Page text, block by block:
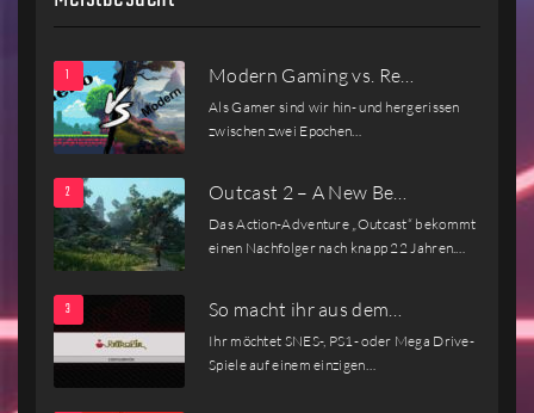
Modern Gaming vs. Re…
Als Gamer sind wir hin- und hergerissen
zwischen zwei Epochen…
Outcast 2 – A New Be…
Das Action-Adventure „Outcast“ bekommt
einen Nachfolger nach knapp 22 Jahren.…
So macht ihr aus dem…
Ihr möchtet SNES-, PS1- oder Mega Drive-
Spiele auf einem einzigen…